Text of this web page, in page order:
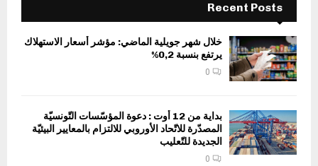
Recent Posts
خلال شهر جويلية الماضي: مؤشر أسعار الاستهلاك
يرتفع بنسبة 0,2%
0
بداية من 12 أوت : دعوة المؤسّسات التّونسيّة
المصدّرة للاتّحاد الأوروبي للالتزام بالمعايير البيئيّة
الجديدة للتّعليب
0